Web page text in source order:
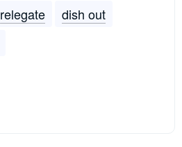
relegate
dish out